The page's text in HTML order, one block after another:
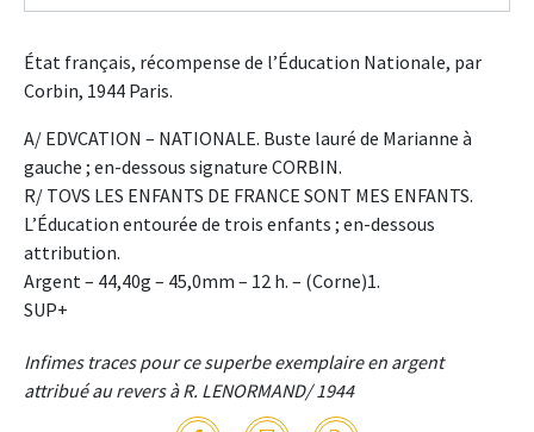
État français, récompense de l’Éducation Nationale, par
Corbin, 1944 Paris.
A/ EDVCATION – NATIONALE. Buste lauré de Marianne à
gauche ; en-dessous signature CORBIN.
R/ TOVS LES ENFANTS DE FRANCE SONT MES ENFANTS.
L’Éducation entourée de trois enfants ; en-dessous
attribution.
Argent – 44,40g – 45,0mm – 12 h. – (Corne)1.
SUP+
Infimes traces pour ce superbe exemplaire en argent
attribué au revers à R. LENORMAND/ 1944